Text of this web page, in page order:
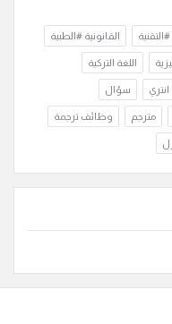
القانونية #الطبية
اللغة التركية
انتري سؤال
مترجم وظائف ترجمة